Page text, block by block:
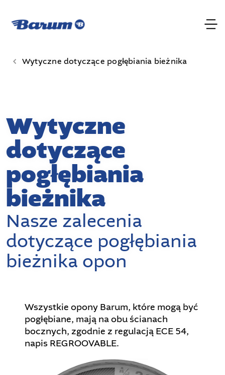
Wytyczne dotyczące pogłębiania bieżnika
Wytyczne
dotyczące
pogłębiania
bieżnika
Nasze zalecenia
dotyczące pogłębiania
bieżnika opon
Wszystkie opony Barum, które mogą być
pogłębiane, mają na obu ścianach
bocznych, zgodnie z regulacją ECE 54,
napis REGROOVABLE.